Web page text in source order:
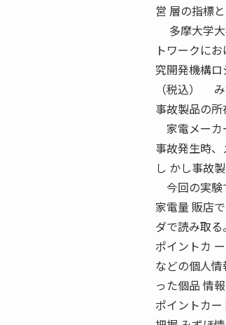
営 層の指標
多摩大学大
トワークに
究開発機構
（税込）
事故製品の所
家電メーカ
事故発生時、
し かし事故
今回の実験
家電量 販店
ダで読み取る。
ポイントカ
などの個人
った個品 情
ポイントカ